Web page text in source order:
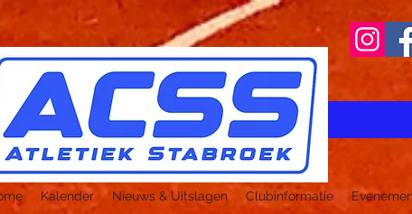
Kalender Nieuws & Uitslagen Clubinformatie